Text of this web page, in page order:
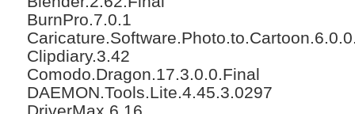
BurnPro.7.0.1
Clipdiary.3.42
Comodo.Dragon.17.3.0.0.Final
DAEMON.Tools.Lite.4.45.3.0297